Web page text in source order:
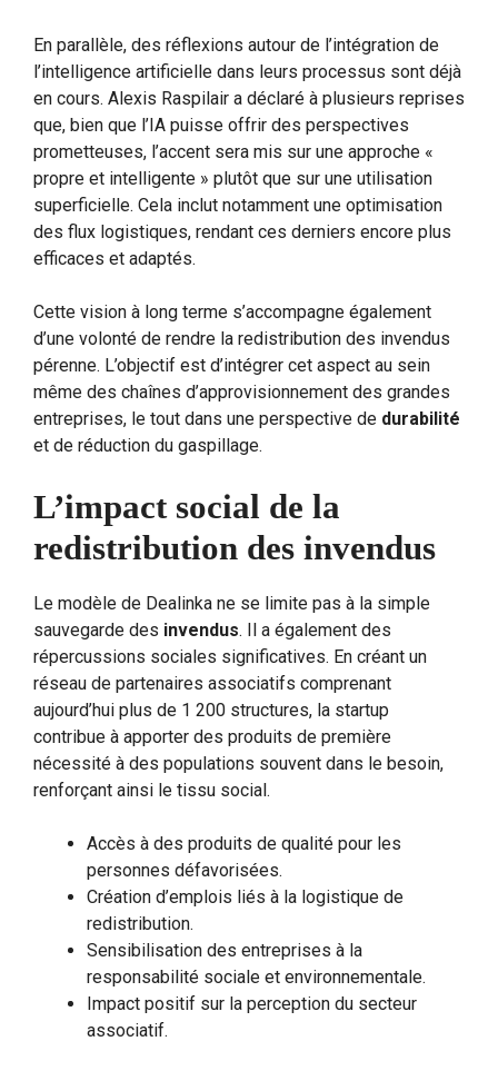
En parallèle, des réflexions autour de l’intégration de
l’intelligence artificielle dans leurs processus sont déjà
en cours. Alexis Raspilair a déclaré à plusieurs reprises
que, bien que l’IA puisse offrir des perspectives
prometteuses, l’accent sera mis sur une approche «
propre et intelligente » plutôt que sur une utilisation
superficielle. Cela inclut notamment une optimisation
des flux logistiques, rendant ces derniers encore plus
efficaces et adaptés.
Cette vision à long terme s’accompagne également
d’une volonté de rendre la redistribution des invendus
pérenne. L’objectif est d’intégrer cet aspect au sein
même des chaînes d’approvisionnement des grandes
entreprises, le tout dans une perspective de durabilité
et de réduction du gaspillage.
L’impact social de la
redistribution des invendus
Le modèle de Dealinka ne se limite pas à la simple
sauvegarde des invendus. Il a également des
répercussions sociales significatives. En créant un
réseau de partenaires associatifs comprenant
aujourd’hui plus de 1 200 structures, la startup
contribue à apporter des produits de première
nécessité à des populations souvent dans le besoin,
renforçant ainsi le tissu social.
Accès à des produits de qualité pour les
personnes défavorisées.
Création d’emplois liés à la logistique de
redistribution.
Sensibilisation des entreprises à la
responsabilité sociale et environnementale.
Impact positif sur la perception du secteur
associatif.